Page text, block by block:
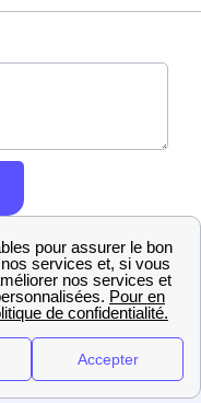
des